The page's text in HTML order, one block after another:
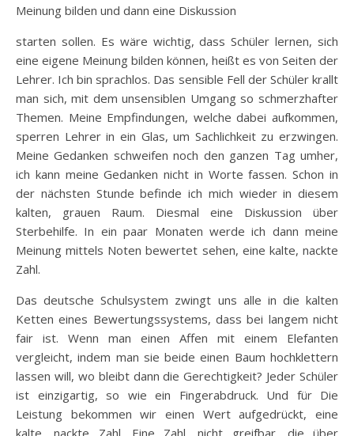
Meinung bilden und dann eine Diskussion
starten sollen. Es wäre wichtig, dass Schüler lernen, sich
eine eigene Meinung bilden können, heißt es von Seiten der
Lehrer. Ich bin sprachlos. Das sensible Fell der Schüler krallt
man sich, mit dem unsensiblen Umgang so schmerzhafter
Themen. Meine Empfindungen, welche dabei aufkommen,
sperren Lehrer in ein Glas, um Sachlichkeit zu erzwingen.
Meine Gedanken schweifen noch den ganzen Tag umher,
ich kann meine Gedanken nicht in Worte fassen. Schon in
der nächsten Stunde befinde ich mich wieder in diesem
kalten, grauen Raum. Diesmal eine Diskussion über
Sterbehilfe. In ein paar Monaten werde ich dann meine
Meinung mittels Noten bewertet sehen, eine kalte, nackte
Zahl.
Das deutsche Schulsystem zwingt uns alle in die kalten
Ketten eines Bewertungssystems, dass bei langem nicht
fair ist. Wenn man einen Affen mit einem Elefanten
vergleicht, indem man sie beide einen Baum hochklettern
lassen will, wo bleibt dann die Gerechtigkeit? Jeder Schüler
ist einzigartig, so wie ein Fingerabdruck. Und für Die
Leistung bekommen wir einen Wert aufgedrückt, eine
kalte, nackte Zahl. Eine Zahl, nicht greifbar, die über